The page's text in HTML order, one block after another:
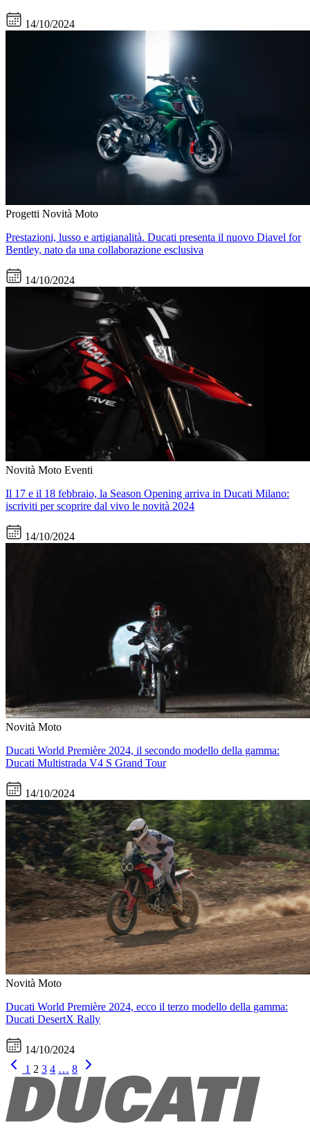
14/10/2024
Progetti Novità Moto
Prestazioni, lusso e artigianalità. Ducati presenta il nuovo Diavel for
Bentley, nato da una collaborazione esclusiva
14/10/2024
Novità Moto Eventi
Il 17 e il 18 febbraio, la Season Opening arriva in Ducati Milano:
iscriviti per scoprire dal vivo le novità 2024
14/10/2024
Novità Moto
Ducati World Première 2024, il secondo modello della gamma:
Ducati Multistrada V4 S Grand Tour
14/10/2024
Novità Moto
Ducati World Première 2024, ecco il terzo modello della gamma:
Ducati DesertX Rally
14/10/2024
1 2 3 4 … 8